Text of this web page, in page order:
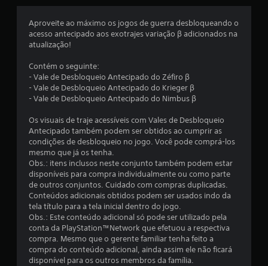
Aproveite ao máximo os jogos de guerra desbloqueando o
acesso antecipado aos exotrajes variação β adicionados na
atualização!
Contém o seguinte:
- Vale de Desbloqueio Antecipado do Zéfiro β
- Vale de Desbloqueio Antecipado do Krieger β
- Vale de Desbloqueio Antecipado do Nimbus β
Os visuais de traje acessíveis com Vales de Desbloqueio
Antecipado também podem ser obtidos ao cumprir as
condições de desbloqueio no jogo. Você pode comprá-los
mesmo que já os tenha.
Obs.: itens inclusos neste conjunto também podem estar
disponíveis para compra individualmente ou como parte
de outros conjuntos. Cuidado com compras duplicadas.
Conteúdos adicionais obtidos podem ser usados indo da
tela título para a tela inicial dentro do jogo.
Obs.: Este conteúdo adicional só pode ser utilizado pela
conta da PlayStation™Network que efetuou a respectiva
compra. Mesmo que o gerente familiar tenha feito a
compra do conteúdo adicional, ainda assim ele não ficará
disponível para os outros membros da família.